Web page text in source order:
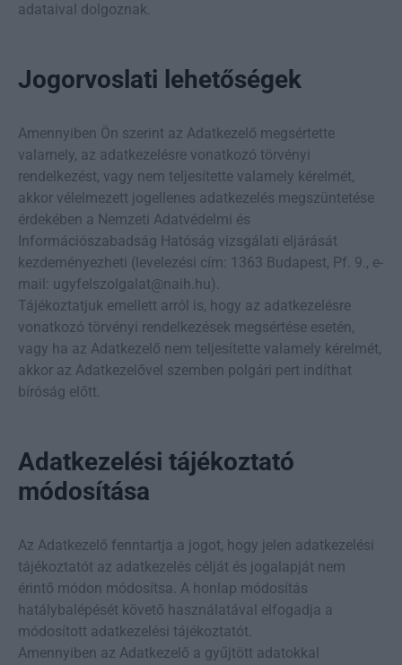
adataival dolgoznak.
Jogorvoslati lehetőségek
Amennyiben Ön szerint az Adatkezelő megsértette
valamely, az adatkezelésre vonatkozó törvényi
rendelkezést, vagy nem teljesítette valamely kérelmét,
akkor vélelmezett jogellenes adatkezelés megszüntetése
érdekében a Nemzeti Adatvédelmi és
Információszabadság Hatóság vizsgálati eljárását
kezdeményezheti (levelezési cím: 1363 Budapest, Pf. 9., e-
mail: ugyfelszolgalat@naih.hu).
Tájékoztatjuk emellett arról is, hogy az adatkezelésre
vonatkozó törvényi rendelkezések megsértése esetén,
vagy ha az Adatkezelő nem teljesítette valamely kérelmét,
akkor az Adatkezelővel szemben polgári pert indíthat
bíróság előtt.
Adatkezelési tájékoztató
módosítása
Az Adatkezelő fenntartja a jogot, hogy jelen adatkezelési
tájékoztatót az adatkezelés célját és jogalapját nem
érintő módon módosítsa. A honlap módosítás
hatálybalépését követő használatával elfogadja a
módosított adatkezelési tájékoztatót.
Amennyiben az Adatkezelő a gyűjtött adatokkal